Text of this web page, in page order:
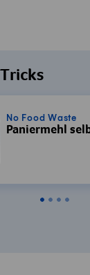
No Food Waste
Paniermehl